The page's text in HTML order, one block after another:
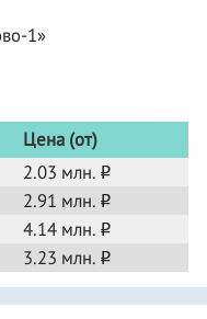
1»
Цена (от)
2.03 млн. o
2.91 млн. o
4.14 млн. o
3.23 млн. o